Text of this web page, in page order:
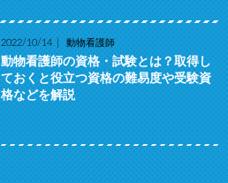
2022/10/14 動物看護師
動物看護師の資格・試験とは？取得し
ておくと役立つ資格の難易度や受験資
格などを解説